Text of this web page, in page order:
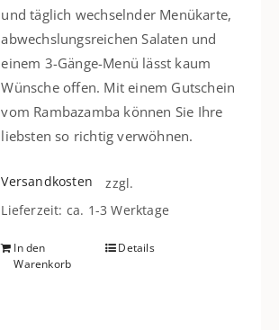
und täglich wechselnder Menükarte,
abwechslungsreichen Salaten und
einem 3-Gänge-Menü lässt kaum
Wünsche offen. Mit einem Gutschein
vom Rambazamba können Sie Ihre
liebsten so richtig verwöhnen.
zzgl.
Versandkosten
Lieferzeit: ca. 1-3 Werktage
In den
Warenkorb
Details